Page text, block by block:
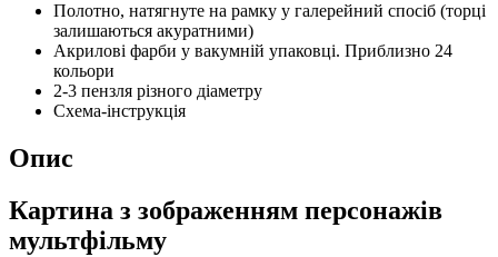
Полотно, натягнуте на рамку у галерейний спосіб (торці
залишаються акуратними)
Акрилові фарби у вакумній упаковці. Приблизно 24
кольори
2-3 пензля різного діаметру
Схема-інструкція
Опис
Картина з зображенням персонажів
мультфільму